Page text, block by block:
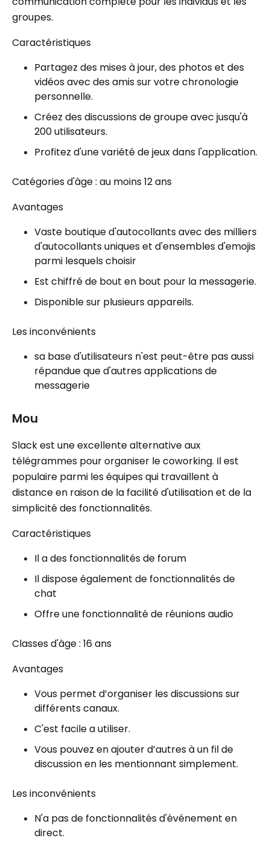
groupes.
Caractéristiques
Partagez des mises à jour, des photos et des
vidéos avec des amis sur votre chronologie
personnelle.
Créez des discussions de groupe avec jusqu'à
200 utilisateurs.
Profitez d'une variété de jeux dans l'application.
Catégories d'âge : au moins 12 ans
Avantages
Vaste boutique d'autocollants avec des milliers
d'autocollants uniques et d'ensembles d'emojis
parmi lesquels choisir
Est chiffré de bout en bout pour la messagerie.
Disponible sur plusieurs appareils.
Les inconvénients
sa base d'utilisateurs n'est peut-être pas aussi
répandue que d'autres applications de
messagerie
Mou
Slack est une excellente alternative aux
télégrammes pour organiser le coworking. Il est
populaire parmi les équipes qui travaillent à
distance en raison de la facilité d'utilisation et de la
simplicité des fonctionnalités.
Caractéristiques
Il a des fonctionnalités de forum
Il dispose également de fonctionnalités de
chat
Offre une fonctionnalité de réunions audio
Classes d'âge : 16 ans
Avantages
Vous permet d’organiser les discussions sur
différents canaux.
C'est facile a utiliser.
Vous pouvez en ajouter d’autres à un fil de
discussion en les mentionnant simplement.
Les inconvénients
N'a pas de fonctionnalités d'événement en
direct.